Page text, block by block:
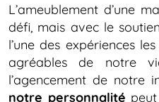
L’ameublement d’une
défi, mais avec le
l’une des expériences
agréables de notre
l’agencement de notre
notre personnalité